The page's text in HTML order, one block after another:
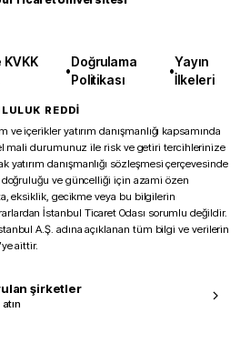
KVKK
•
Doğrulama
Politikası
•
Yayın
İlkeleri
REDDİ
içerikler yatırım danışmanlığı kapsamında
mali durumunuz ile risk ve getiri tercihlerinize
yatırım danışmanlığı sözleşmesi çerçevesinde
ve güncelliği için azami özen
eksiklik, gecikme veya bu bilgilerin
İstanbul Ticaret Odası sorumlu değildir.
A.Ş. adına açıklanan tüm bilgi ve verilerin
aittir.
şirketler